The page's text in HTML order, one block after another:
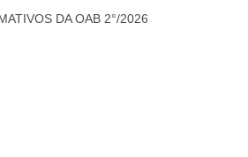
DA OAB 2°/2026